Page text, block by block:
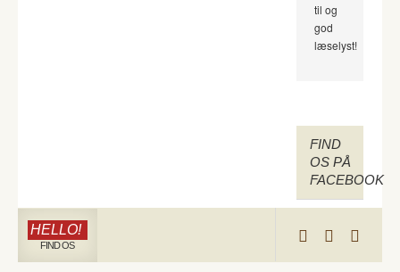
til og
god
læselyst!
FIND
OS PÅ
FACEBOOK
HELLO!
FIND OS